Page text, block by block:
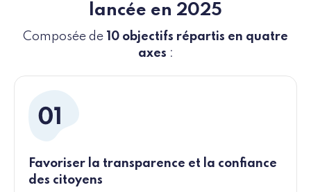
lancée en 2025
Composée de 10 objectifs répartis en quatre
axes :
Favoriser la transparence et la confiance
des citoyens